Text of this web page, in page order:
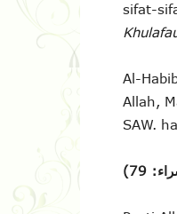
sifat-
Al-
Allah,
SAW.
79)